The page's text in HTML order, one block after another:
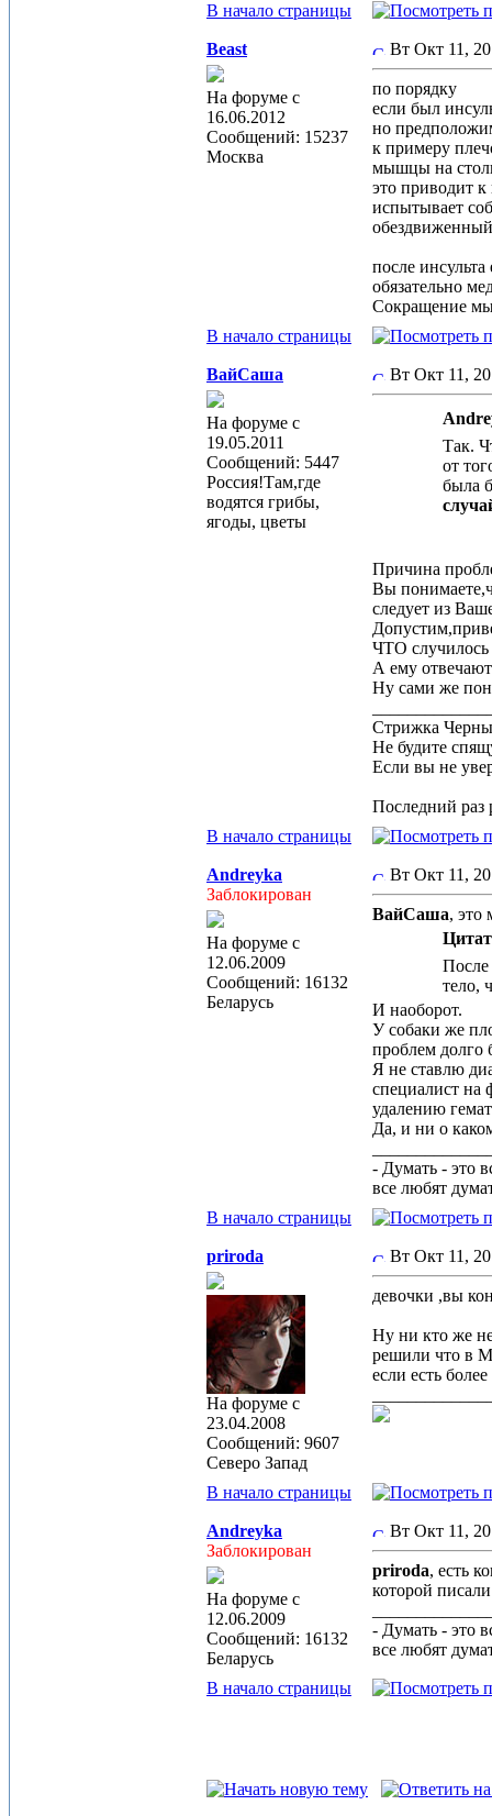
В начало страницы
Beast
На форуме с
16.06.2012
Сообщений: 15237
Москва
Вт Окт 11,
по порядку
если был
но
к примеру
мышцы на
это приводит
испытывает
после
обязательно
Сокращение
В начало страницы
ВайСаша
На форуме с
19.05.2011
Сообщений: 5447
Россия!Там,где
водятся грибы,
ягоды, цветы
Вт Окт 11,
Так.
от
была
Причина
Вы
следует из
ЧТО случилось
А ему
Ну сами же
Стрижка
Не будите
Если вы не
Последний раз
В начало страницы
Andreyka
Заблокирован
На форуме с
12.06.2009
Сообщений: 16132
Беларусь
Вт Окт 11,
ВайСаша, это
После
тело,
И наоборот.
У собаки же
проблем
Я не ставлю
специалист на
удалению
Да, и ни о
- Думать - это
все любят
В начало страницы
priroda
На форуме с
23.04.2008
Сообщений: 9607
Северо Запад
Вт Окт 11,
девочки ,вы
Ну ни кто же не
решили что в
если есть
В начало страницы
Andreyka
Заблокирован
На форуме с
12.06.2009
Сообщений: 16132
Беларусь
Вт Окт 11,
priroda, есть
которой
- Думать - это
все любят
В начало страницы